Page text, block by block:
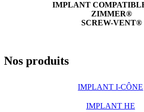
IMPLANT
ZIMMER®
SCREW-VENT®
Nos produits
IMPLANT I-CÔNE
IMPLANT HE